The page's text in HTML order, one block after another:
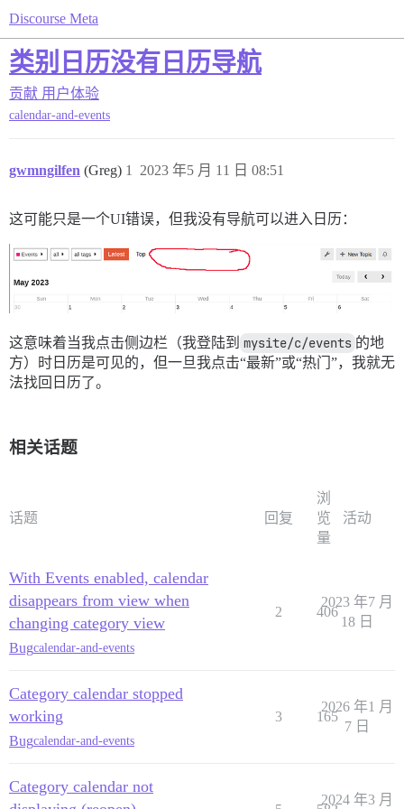
Discourse Meta
类别日历没有日历导航
贡献 用户体验
calendar-and-events
gwmngilfen (Greg) 2023 年5 月 11 日 08:51
1
这可能只是一个UI错误，但我没有导航可以进入日历：
这意味着当我点击侧边栏（我登陆到 mysite/c/events 的地
方）时日历是可见的，但一旦我点击“最新”或“热门”，我就无
法找回日历了。
相关话题
话题 回复
浏
览
量
活动
With Events enabled, calendar
disappears from view when
changing category view
Bugcalendar-and-events
2 406
2023 年7 月
18 日
Category calendar stopped
working
Bugcalendar-and-events
3 165
2026 年1 月
7 日
Category calendar not
2024 年3 月